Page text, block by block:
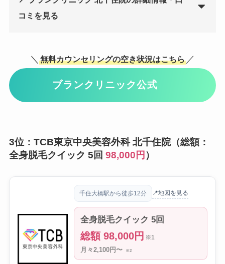
コミを見る
＼ 無料カウンセリングの空き状況はこちら ／
ブランクリニック公式
3位：TCB東京中央美容外科 北千住院（総額：
全身脱毛クイック 5回 98,000円 ）
千住大橋駅から徒歩12分 📍地図を見る
全身脱毛クイック 5回
総額 98,000円 ※1
月々2,100円〜 ※2